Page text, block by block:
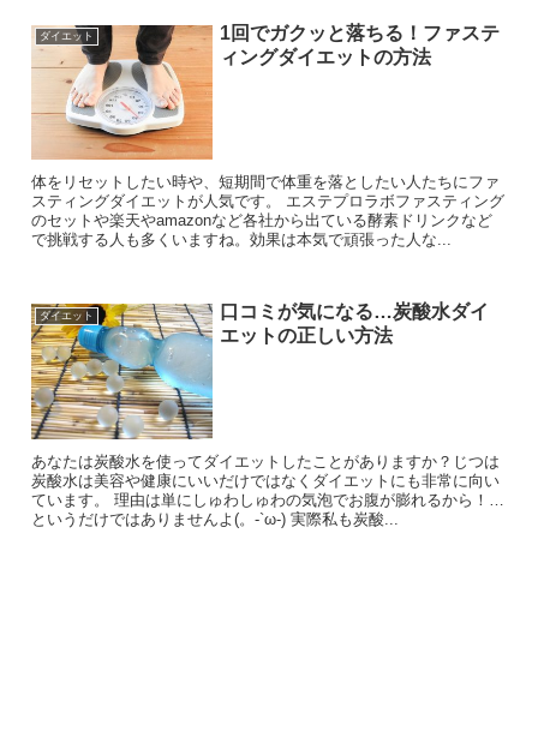
ダイエット
1回でガクッと落ちる！ファステ
ィングダイエットの方法
体をリセットしたい時や、短期間で体重を落としたい人たちにファ
スティングダイエットが人気です。 エステプロラボファスティング
のセットや楽天やamazonなど各社から出ている酵素ドリンクなど
で挑戦する人も多くいますね。効果は本気で頑張った人な...
ダイエット
口コミが気になる…炭酸水ダイ
エットの正しい方法
あなたは炭酸水を使ってダイエットしたことがありますか？じつは
炭酸水は美容や健康にいいだけではなくダイエットにも非常に向い
ています。 理由は単にしゅわしゅわの気泡でお腹が膨れるから！…
というだけではありませんよ(。-`ω-) 実際私も炭酸...